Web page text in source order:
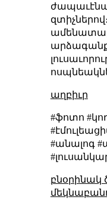
աղբիւր
#ֆոտո
#անալոգ
բնօրինակ